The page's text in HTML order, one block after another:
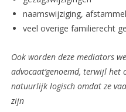
naamswijziging,
veel overige familierecht
Ook worden deze mediators
advocaat’genoemd, terwijl
natuurlijk logisch omdat ze
zijn